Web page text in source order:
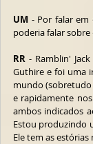
UM - Por falar em
poderia falar sobre
RR - Ramblin'
Guthire e foi uma
mundo (sobretudo
e rapidamente
ambos indicados
Estou produzindo
Ele tem as